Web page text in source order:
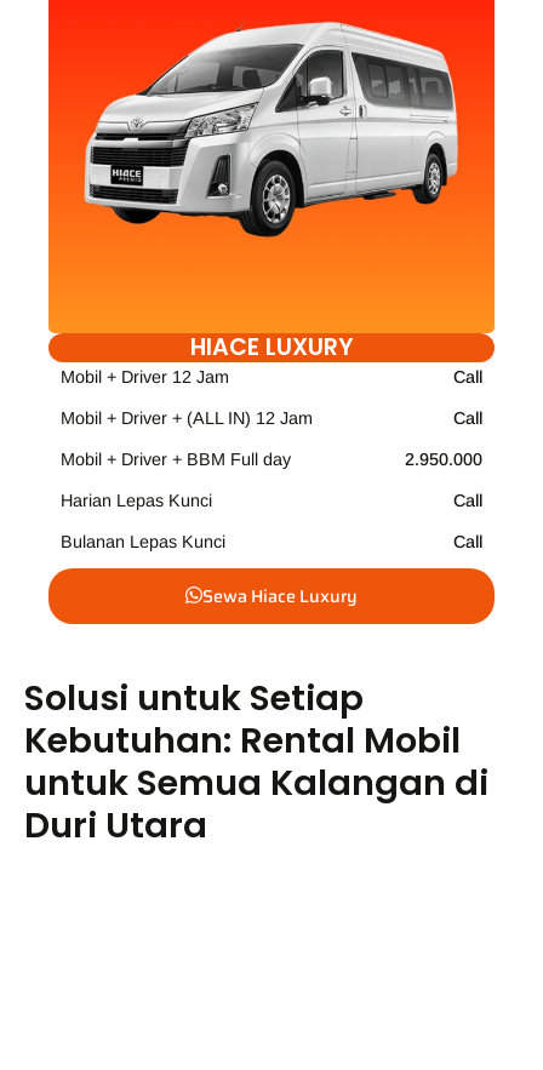
HIACE LUXURY
Mobil + Driver 12 Jam Call
Mobil + Driver + (ALL IN) 12 Jam Call
Mobil + Driver + BBM Full day 2.950.000
Harian Lepas Kunci Call
Bulanan Lepas Kunci Call
Sewa Hiace Luxury
Solusi untuk Setiap
Kebutuhan: Rental Mobil
untuk Semua Kalangan di
Duri Utara